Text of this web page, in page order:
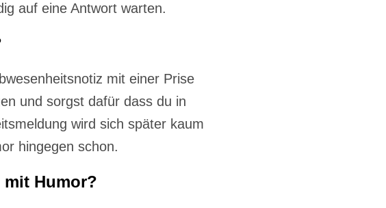
auf eine Antwort warten.
mit einer Prise
und sorgst dafür dass du in
wird sich später kaum
hingegen schon.
Humor?